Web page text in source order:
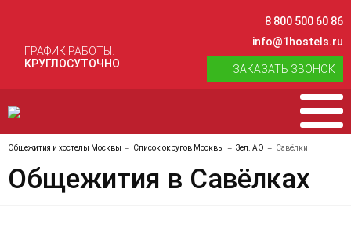
ГРАФИК РАБОТЫ:
КРУГЛОСУТОЧНО
8 800 500 60 86
info@1hostels.ru
ЗАКАЗАТЬ ЗВОНОК
Общежития и хостелы Москвы Список округов Москвы Зел. АО Савёлки
Общежития в Савёлках